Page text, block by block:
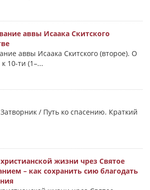
аввы Исаака Скитского
аввы Исаака Скитского (второе). О
10-ти (1–...
/ Путь ко спасению. Краткий
жизни чрез Святое
– как сохранить сию благодать